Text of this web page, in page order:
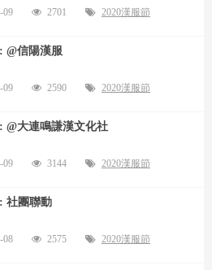
09 2701 2020漢服節
@信陽漢服
09 2590 2020漢服節
@大連鳴謙漢文化社
09 3144 2020漢服節
社團聯動
08 2575 2020漢服節